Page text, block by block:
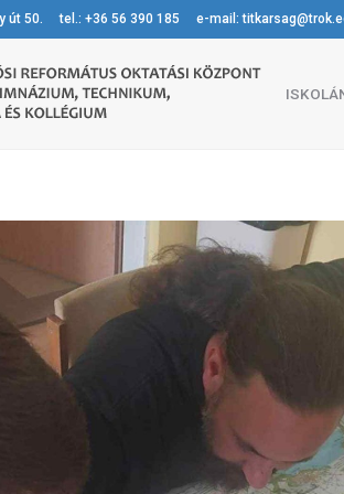
út 50. tel.: +36 56 390 185 e-mail: